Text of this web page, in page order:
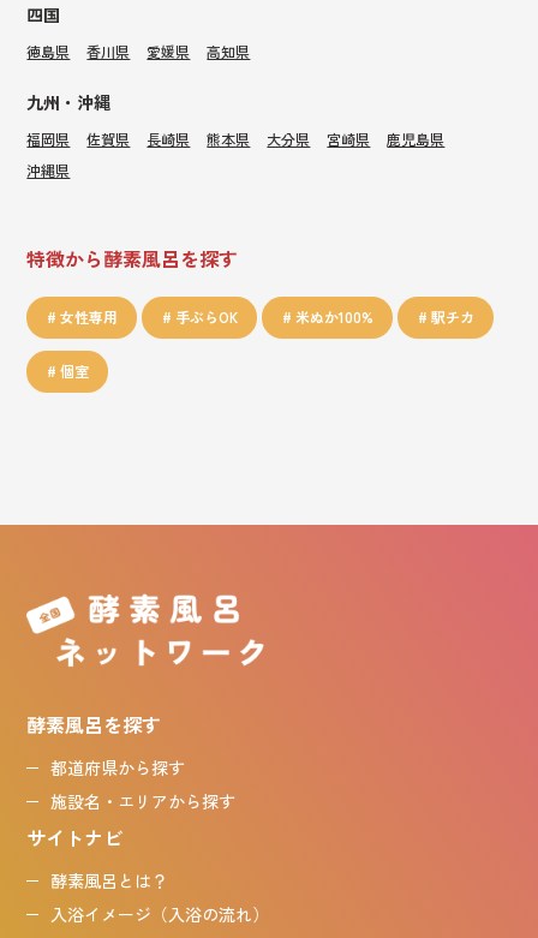
四国
徳島県 香川県 愛媛県 高知県
九州・沖縄
福岡県 佐賀県 長崎県 熊本県 大分県 宮崎県
鹿児島県
沖縄県
特徴から酵素風呂を探す
女性専用 手ぶらOK 米ぬか100% 駅チカ
個室
酵素風呂を探す
都道府県から探す
施設名・エリアから探す
サイトナビ
酵素風呂とは？
入浴イメージ（入浴の流れ）